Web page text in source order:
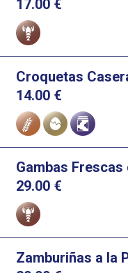
17.00 €
Alérgenos
Croquetas
14.00 €
Alérgenos
Gambas Frescas
29.00 €
Alérgenos
Zamburiñas a la